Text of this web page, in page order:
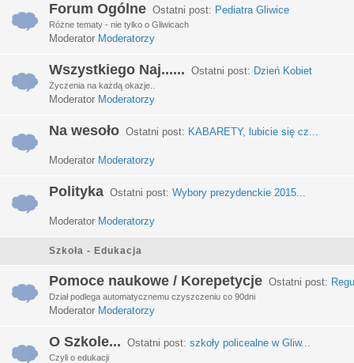
Forum Ogólne Ostatni post: Pediatra Gliwice
Różne tematy - nie tylko o Gliwicach
Moderator Moderatorzy
Wszystkiego Naj...... Ostatni post: Dzień Kobiet
Życzenia na każdą okazje..
Moderator Moderatorzy
Na wesoło Ostatni post: KABARETY, lubicie się cz...
Moderator Moderatorzy
Polityka Ostatni post: Wybory prezydenckie 2015...
Moderator Moderatorzy
Szkoła - Edukacja
Pomoce naukowe / Korepetycje Ostatni post:
Dział podlega automatycznemu czyszczeniu co 90dni
Moderator Moderatorzy
O Szkole... Ostatni post: szkoły policealne w Gliw...
Czyli o edukacji